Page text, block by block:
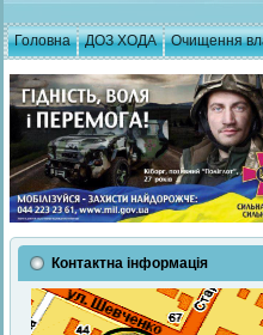
Головна ДОЗ ХОДА Очищення
Контактна інформація